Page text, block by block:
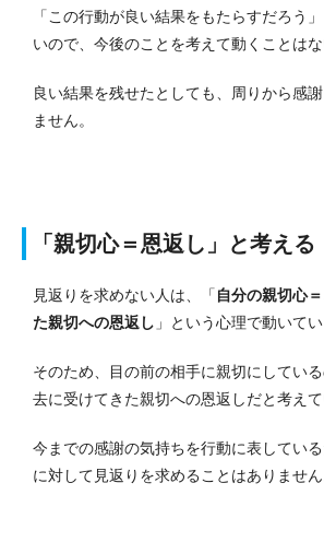
「この行動が良い結果をもたらすだろう
いので、今後のことを考えて動くことはな
良い結果を残せたとしても、周りから感
ません。
「親切心＝恩返し」と考える
見返りを求めない人は、「 自分の親切心
た親切への恩返し 」という心理で動いてい
そのため、目の前の相手に親切にしてい
去に受けてきた親切への恩返しだと考えて
今までの感謝の気持ちを行動に表してい
に対して見返りを求めることはありません